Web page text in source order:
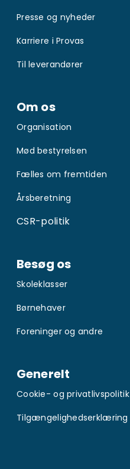
Presse og nyheder
Karriere i Provas
Til leverandører
Om os
Organisation
Mød bestyrelsen
Fælles om fremtiden
Årsberetning
CSR-politik
Besøg os
Skoleklasser
Børnehaver
Foreninger og andre
Generelt
Cookie- og privatlivspolitik
Tilgængelighedserklæring